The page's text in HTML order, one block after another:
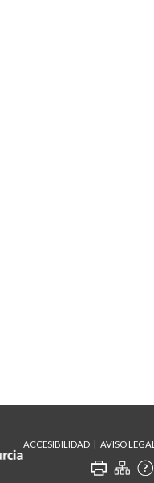
ACCESIBILIDAD AVISO LEGAL